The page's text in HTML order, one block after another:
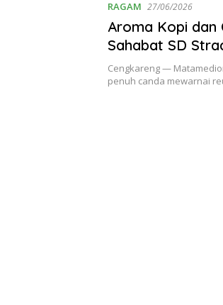
RAGAM 27/06/2026
Aroma Kopi dan
Sahabat SD
Cengkareng —
penuh canda mewarnai